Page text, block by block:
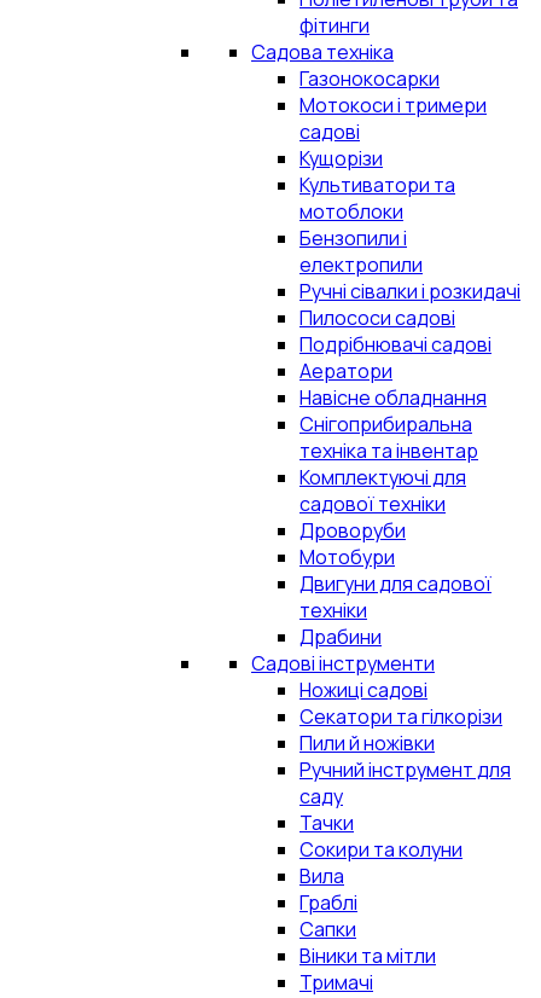
фітинги
Садова техніка
Газонокосарки
Мотокоси і тримери
садові
Кущорізи
Культиватори та
мотоблоки
Бензопили і
електропили
Ручні сівалки і розкидачі
Пилососи садові
Подрібнювачі садові
Аератори
Навісне обладнання
Снігоприбиральна
техніка та інвентар
Комплектуючі для
садової техніки
Дроворуби
Мотобури
Двигуни для садової
техніки
Драбини
Садові інструменти
Ножиці садові
Секатори та гілкорізи
Пили й ножівки
Ручний інструмент для
саду
Тачки
Сокири та колуни
Вила
Граблі
Сапки
Віники та мітли
Тримачі